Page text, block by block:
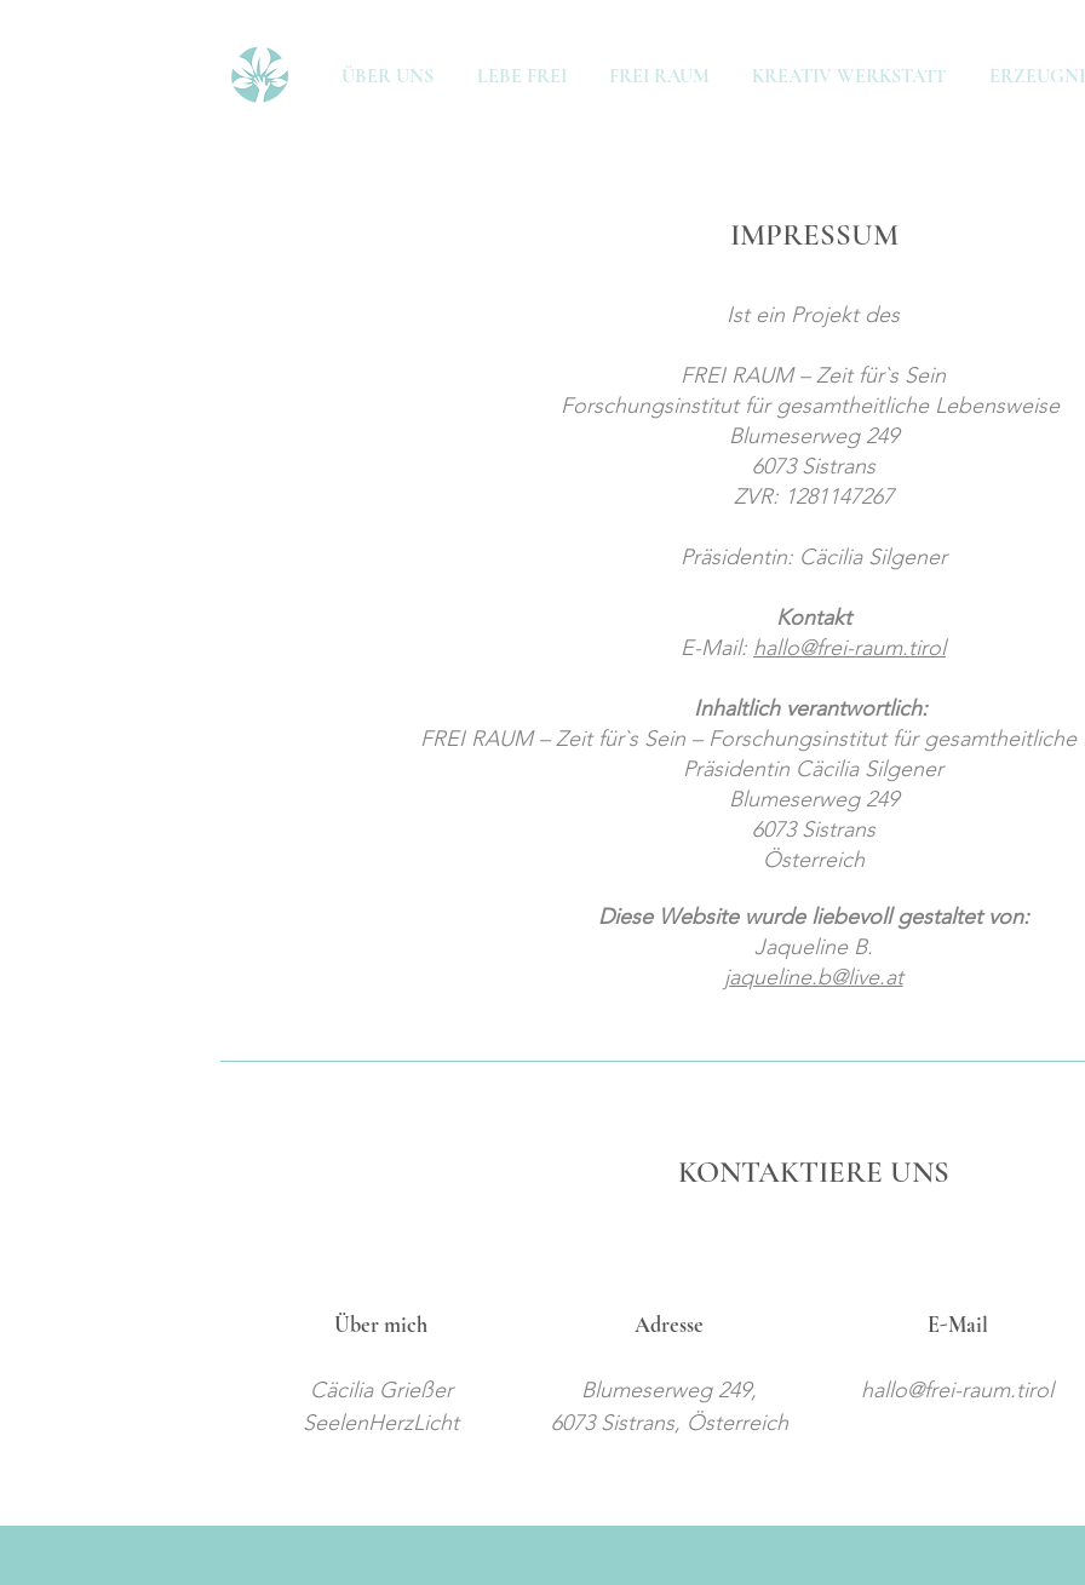
ÜBER UNS LEBE FREI FREI RAUM KREATIV WERKSTATT
IMPRESSUM
Ist ein Projekt des
FREI RAUM – Zeit für`s Sein
Forschungsinstitut für gesamtheitliche Lebensweise
Blumeserweg 249
6073 Sistrans
ZVR: 1281147267
Präsidentin: Cäcilia Silgener
Kontakt
E-Mail: hallo@frei-raum.tirol
Inhaltlich verantwortlich:
FREI RAUM – Zeit für`s Sein – Forschungsinstitut für gesamtheitliche
Präsidentin Cäcilia Silgener
Blumeserweg 249
6073 Sistrans
Österreich
Diese Website wurde liebevoll gestaltet von:
Jaqueline B.
jaqueline.b@live.at
KONTAKTIERE UNS
Über mich
Cäcilia Grießer
SeelenHerzLicht
E-Mail
hallo@frei-raum.tirol
Adresse
Blumeserweg 249,
6073 Sistrans, Österreich